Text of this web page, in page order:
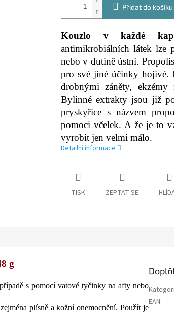
Přidat do košíku
Kouzlo v každé
antimikrobiálních látek
nebo v dutině ústní.
pro své jiné účinky hojivé.
drobnými záněty,
Bylinné extrakty jsou již
pryskyřice s názvem
pomoci včelek. A že je to
vyrobit jen velmi málo.
Detailní informace
TISK ZEPTAT SE
g
s pomocí vatové tyčinky na afty nebo
plísně a kožní onemocnění. Použít je
EAN: